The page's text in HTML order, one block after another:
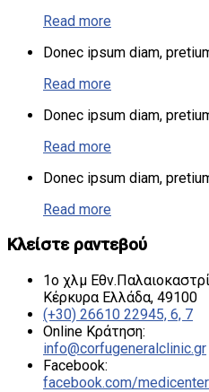
Read more
Donec ipsum diam,
Read more
Donec ipsum diam,
Read more
Donec ipsum diam,
Read more
Κλείστε ραντεβού
1ο χλμ
Κέρκυρα Ελλάδα, 49100
(+30) 26610 22945, 6, 7
Online Κράτηση:
info@corfugeneralclinic.gr
Facebook:
facebook.com/medicenter